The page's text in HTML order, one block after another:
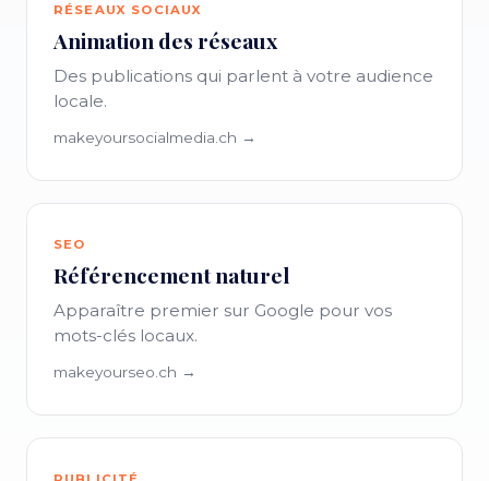
RÉSEAUX SOCIAUX
Animation des réseaux
Des publications qui parlent à votre audience
locale.
makeyoursocialmedia.ch →
SEO
Référencement naturel
Apparaître premier sur Google pour vos
mots-clés locaux.
makeyourseo.ch →